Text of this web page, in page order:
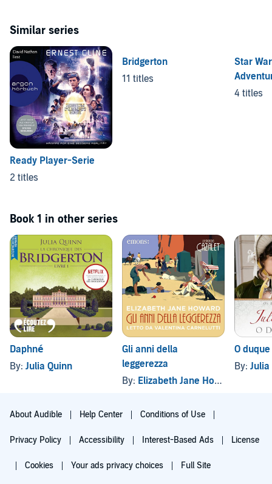
Similar series
Ready Player-Serie
2 titles
Bridgerton
11 titles
Star
Stories
4 titles
Book 1 in other series
Daphné
By: Julia Quinn
Gli anni della
leggerezza
By: Elizabeth Jane Howard
O
By: Julia
About Audible Help Center Conditions of Use
Privacy Policy Accessibility Interest-Based Ads License
Cookies Your ads privacy choices Full Site